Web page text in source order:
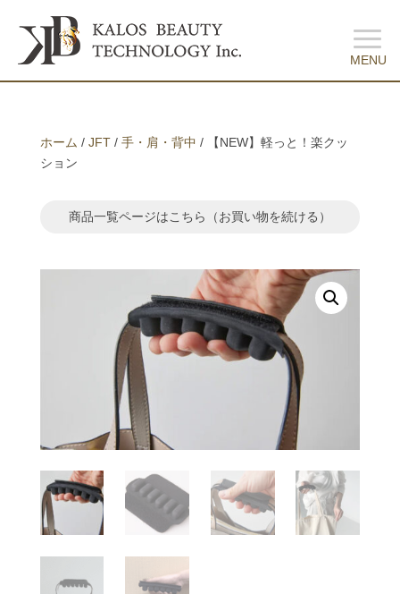
ホーム / JFT/ 手・肩・背中 / 【NEW】軽っと！楽クッ
ション
商品一覧ページはこちら （お買い物を続ける）